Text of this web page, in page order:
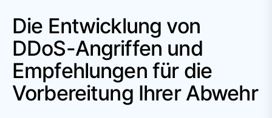
Die Entwicklung von
DDoS-Angriffen und
Empfehlungen für die
Vorbereitung Ihrer Abwehr